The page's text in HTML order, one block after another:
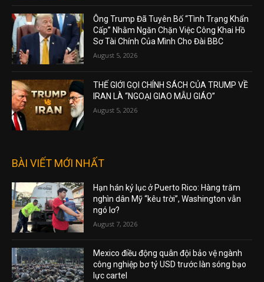
Ông Trump Đã Tuyên Bố “Tình Trạng Khẩn
Cấp” Nhằm Ngăn Chặn Việc Công Khai Hồ
Sơ Tài Chính Của Mình Cho Đài BBC
August 5, 2026
THẾ GIỚI GỌI CHÍNH SÁCH CỦA TRUMP VỀ
IRAN LÀ “NGOẠI GIAO MẪU GIÁO”
August 5, 2026
BÀI VIẾT MỚI NHẤT
Hạn hán kỷ lục ở Puerto Rico: Hàng trăm
nghìn dân Mỹ “kêu trời”, Washington vẫn
ngó lơ?
August 7, 2026
Mexico điều động quân đội bảo vệ ngành
công nghiệp bơ tỷ USD trước làn sóng bạo
lực cartel